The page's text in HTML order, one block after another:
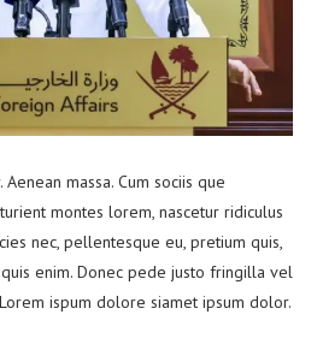
massa. Cum sociis que
montes lorem, nascetur ridiculus
nec, pellentesque eu, pretium quis,
enim. Donec pede justo fringilla vel
ispum dolore siamet ipsum dolor.